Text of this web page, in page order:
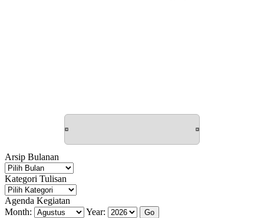
Arsip Bulanan
Arsip
Bulanan
Kategori Tulisan
Kategori
Tulisan
Agenda Kegiatan
Month:
Year: